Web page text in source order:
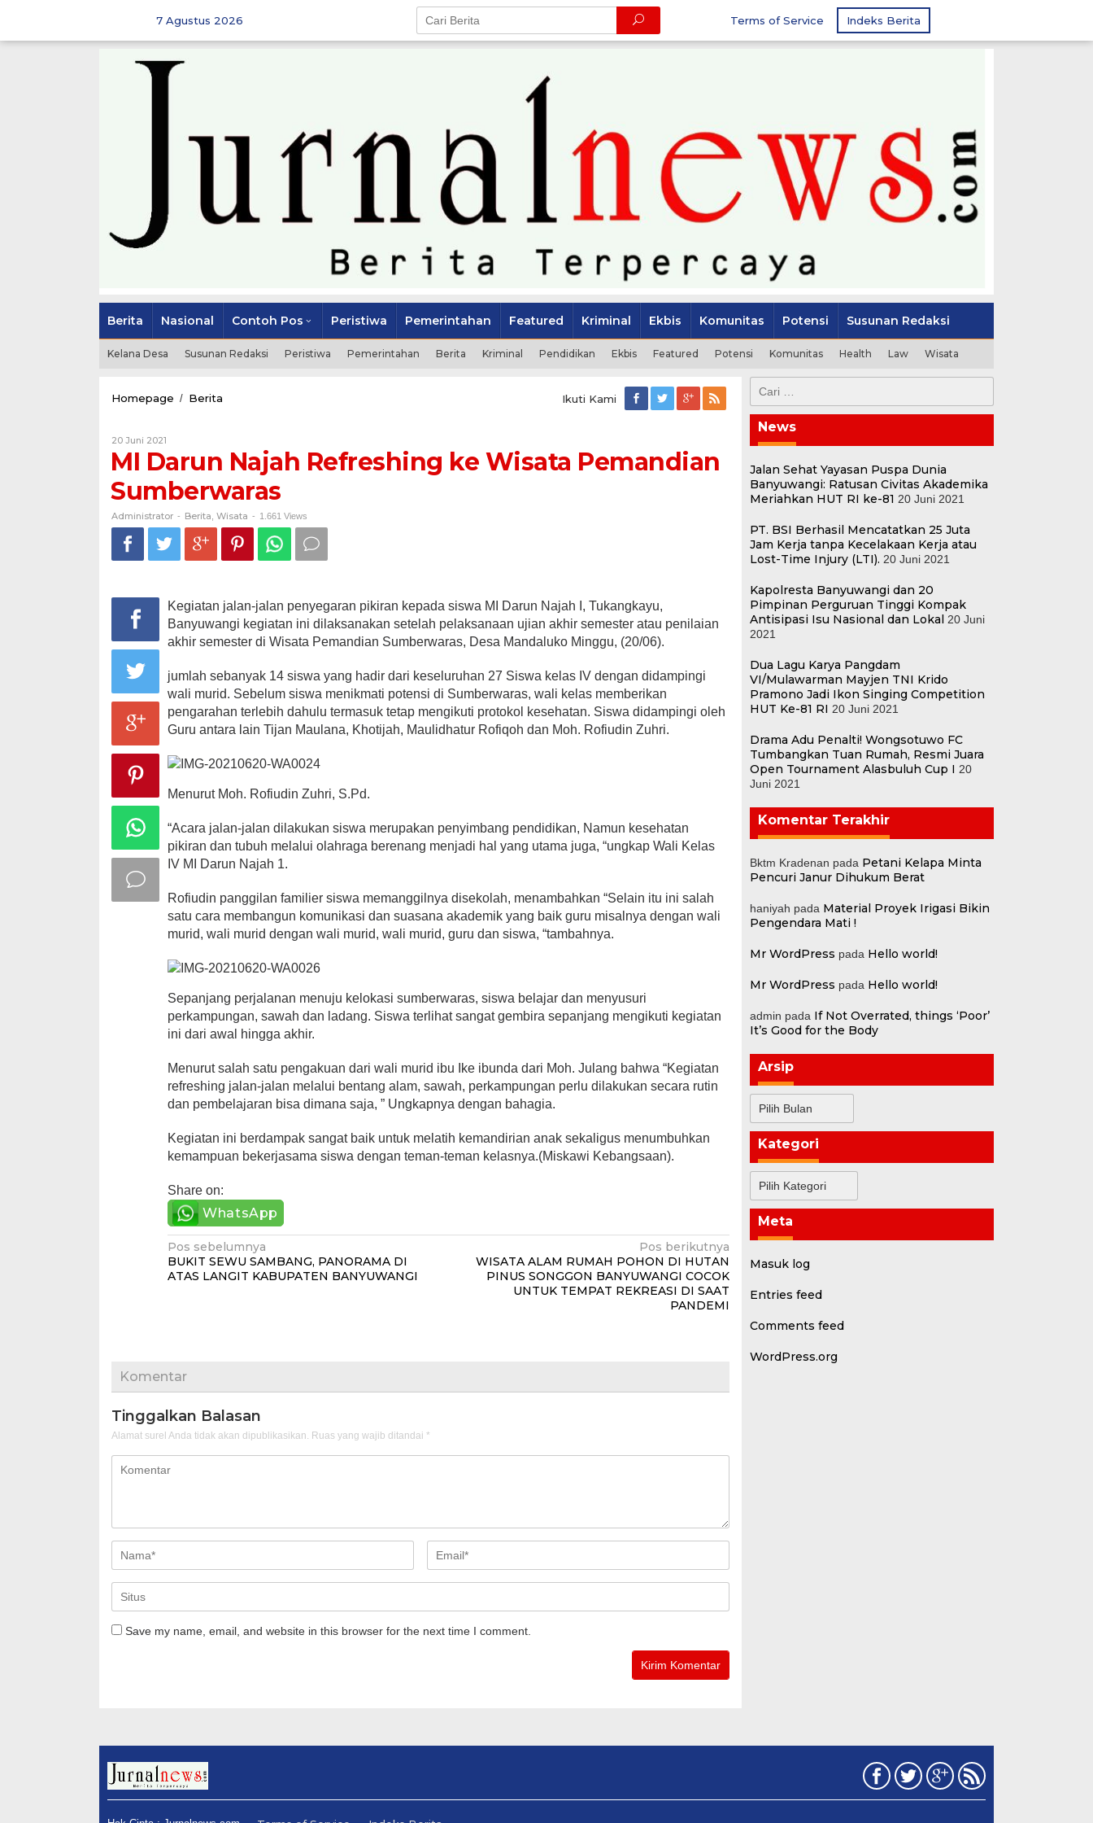
7 Agustus 2026 Terms of Service Indeks Berita
Berita Nasional Contoh Pos Peristiwa Pemerintahan Featured Kriminal Ekbis Komunitas Potensi Susunan Redaksi
Kelana Desa Susunan Redaksi Peristiwa Pemerintahan Berita Kriminal Pendidikan Ekbis Featured Potensi Komunitas Health Law Wisata
Homepage / Berita
ke
Wisata
Pemandian
Sumberwaras
Ikuti Kami
20 Juni 2021
MI Darun Najah Refreshing ke Wisata Pemandian
Sumberwaras
Administrator - Berita Wisata - 1.661 Views
Kegiatan jalan-jalan penyegaran pikiran kepada siswa MI Darun Najah I, Tukangkayu,
Banyuwangi kegiatan ini dilaksanakan setelah pelaksanaan ujian akhir semester atau penilaian
akhir semester di Wisata Pemandian Sumberwaras, Desa Mandaluko Minggu, (20/06).
jumlah sebanyak 14 siswa yang hadir dari keseluruhan 27 Siswa kelas IV dengan didampingi
wali murid. Sebelum siswa menikmati potensi di Sumberwaras, wali kelas memberikan
pengarahan terlebih dahulu termasuk tetap mengikuti protokol kesehatan. Siswa didampingi oleh
Guru antara lain Tijan Maulana, Khotijah, Maulidhatur Rofiqoh dan Moh. Rofiudin Zuhri.
Menurut Moh. Rofiudin Zuhri, S.Pd.
“Acara jalan-jalan dilakukan siswa merupakan penyimbang pendidikan, Namun kesehatan
pikiran dan tubuh melalui olahraga berenang menjadi hal yang utama juga, “ungkap Wali Kelas
IV MI Darun Najah 1.
Rofiudin panggilan familier siswa memanggilnya disekolah, menambahkan “Selain itu ini salah
satu cara membangun komunikasi dan suasana akademik yang baik guru misalnya dengan wali
murid, wali murid dengan wali murid, wali murid, guru dan siswa, “tambahnya.
Sepanjang perjalanan menuju kelokasi sumberwaras, siswa belajar dan menyusuri
perkampungan, sawah dan ladang. Siswa terlihat sangat gembira sepanjang mengikuti kegiatan
ini dari awal hingga akhir.
Menurut salah satu pengakuan dari wali murid ibu Ike ibunda dari Moh. Julang bahwa “Kegiatan
refreshing jalan-jalan melalui bentang alam, sawah, perkampungan perlu dilakukan secara rutin
dan pembelajaran bisa dimana saja, ” Ungkapnya dengan bahagia.
Kegiatan ini berdampak sangat baik untuk melatih kemandirian anak sekaligus menumbuhkan
kemampuan bekerjasama siswa dengan teman-teman kelasnya.(Miskawi Kebangsaan).
Share on:
WhatsApp
Navigasi
pos
Pos sebelumnya
BUKIT SEWU SAMBANG, PANORAMA DI
ATAS LANGIT KABUPATEN BANYUWANGI
Pos berikutnya
WISATA ALAM RUMAH POHON DI HUTAN
PINUS SONGGON BANYUWANGI COCOK
UNTUK TEMPAT REKREASI DI SAAT
PANDEMI
Komentar
Tinggalkan Balasan
Alamat surel Anda tidak akan dipublikasikan. Ruas yang wajib ditandai *
Save my name, email, and website in this browser for the next time I comment.
untuk:
News
Jalan Sehat Yayasan Puspa Dunia
Banyuwangi: Ratusan Civitas Akademika
Meriahkan HUT RI ke-81 20 Juni 2021
PT. BSI Berhasil Mencatatkan 25 Juta
Jam Kerja tanpa Kecelakaan Kerja atau
Lost-Time Injury (LTI). 20 Juni 2021
Kapolresta Banyuwangi dan 20
Pimpinan Perguruan Tinggi Kompak
Antisipasi Isu Nasional dan Lokal 20 Juni
2021
Dua Lagu Karya Pangdam
VI/Mulawarman Mayjen TNI Krido
Pramono Jadi Ikon Singing Competition
HUT Ke-81 RI 20 Juni 2021
Drama Adu Penalti! Wongsotuwo FC
Tumbangkan Tuan Rumah, Resmi Juara
Open Tournament Alasbuluh Cup I 20
Juni 2021
Komentar Terakhir
Bktm Kradenan pada Petani Kelapa Minta
Pencuri Janur Dihukum Berat
haniyah pada Material Proyek Irigasi Bikin
Pengendara Mati !
Mr WordPress pada Hello world!
Mr WordPress pada Hello world!
admin pada If Not Overrated, things ‘Poor’
It’s Good for the Body
Arsip
Kategori
Meta
Masuk log
Entries feed
Comments feed
WordPress.org